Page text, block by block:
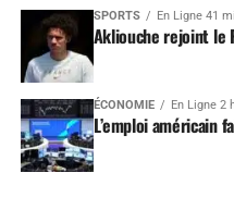
SPORTS En Ligne 41
Akliouche rejoint le
ÉCONOMIE En Ligne 2
L’emploi américain